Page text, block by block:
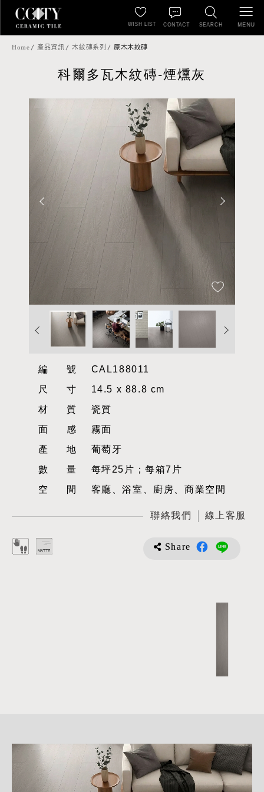
SEARCH
WISH LIST CONTACT MENU
Home 產品資訊 木紋磚系列 原木木紋磚
科爾多瓦木紋磚-煙燻灰
編號CAL188011
尺寸14.5 x 88.8 cm
材質瓷質
面感霧面
產地葡萄牙
數量每坪25片；每箱7片
空間客廳、浴室、廚房、商業空間
聯絡我們 線上客服
Share
詳